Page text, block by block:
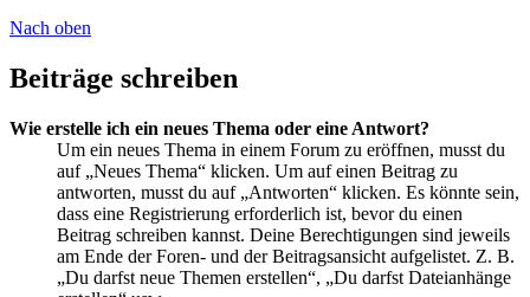
Nach oben
Beiträge schreiben
Wie erstelle ich ein neues Thema oder eine Antwort?
Um ein neues Thema in einem Forum zu eröffnen, musst du
auf „Neues Thema“ klicken. Um auf einen Beitrag zu
antworten, musst du auf „Antworten“ klicken. Es könnte sein,
dass eine Registrierung erforderlich ist, bevor du einen
Beitrag schreiben kannst. Deine Berechtigungen sind jeweils
am Ende der Foren- und der Beitragsansicht aufgelistet. Z. B.
„Du darfst neue Themen erstellen“, „Du darfst Dateianhänge